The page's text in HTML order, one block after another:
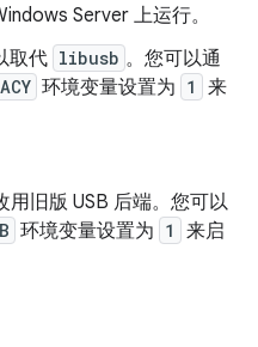
Server 上运行。
取代 libusb 。您可以通
环境变量设置为 1
来
用旧版 USB 后端。您可以
环境变量设置为 1
来启